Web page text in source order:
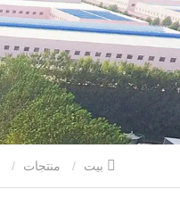
منتجات